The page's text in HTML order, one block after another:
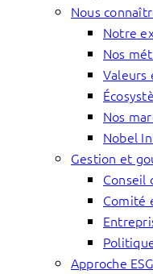
Nous
Notre
Nos
Valeurs
Nos
Nobel
Gestion et
Conseil
Comité
Approche ESG